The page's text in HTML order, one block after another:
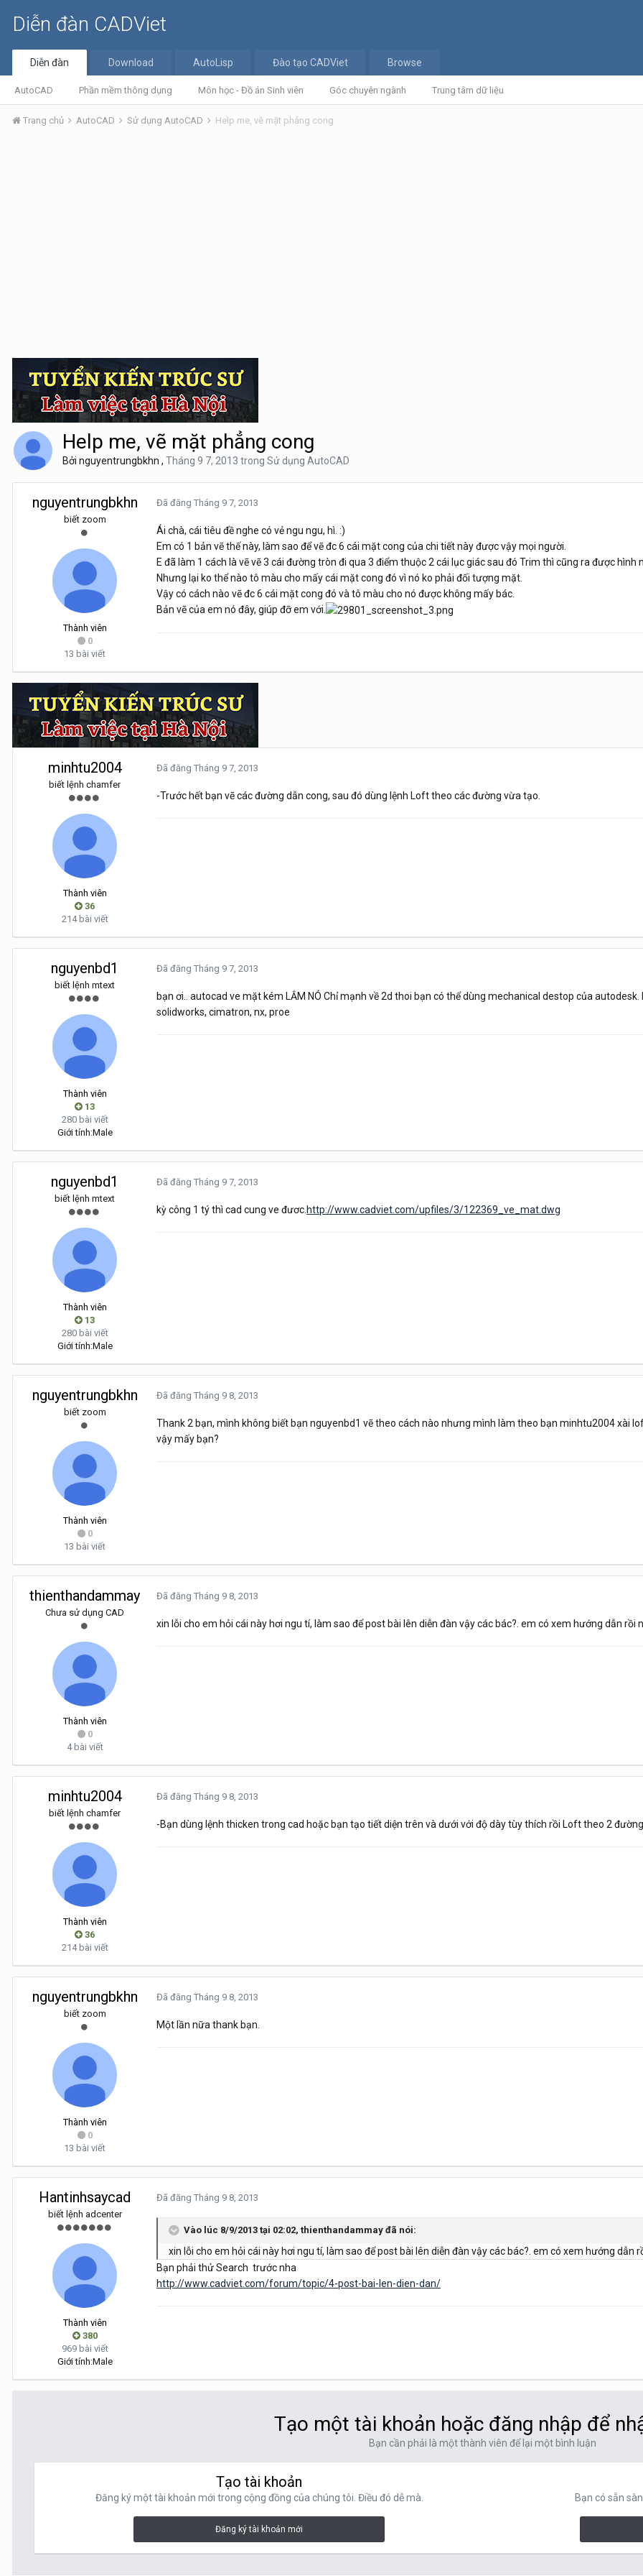
Diễn đàn CADViet
Diễn đàn
AutoCAD Phần mềm thông dụng Môn học - Đồ án Sinh viên Góc chuyên ngành Trung tâm dữ liệu
Download AutoLisp Đào tạo CADViet Browse
Trang chủ AutoCAD Sử dụng AutoCAD Help me, vẽ mặt phẳng cong
Help me, vẽ mặt phẳng cong
Bởi nguyentrungbkhn , Tháng 9 7, 2013 trong Sử dụng AutoCAD
nguyentrungbkhn
biết zoom
Thành viên
0
13 bài viết
Đã đăng Tháng 9 7, 2013
Ái chà, cái tiêu đề nghe có vẻ ngu ngu, hì. :)
Em có 1 bản vẽ thế này, làm sao để vẽ đc 6 cái mặt cong của chi tiết này được vậy mọi người.
E đã làm 1 cách là vẽ vẽ 3 cái đường tròn đi qua 3 điểm thuộc 2 cái lục giác sau đó Trim thì cũng ra được hình
Nhưng lại ko thể nào tô màu cho mấy cái mặt cong đó vì nó ko phải đối tượng mặt.
Vậy có cách nào vẽ đc 6 cái mặt cong đó và tô màu cho nó được không mấy bác.
Bản vẽ của em nó đây, giúp đỡ em với.
minhtu2004
biết lệnh chamfer
Thành viên
36
214 bài viết
Đã đăng Tháng 9 7, 2013
-Trước hết bạn vẽ các đường dẫn cong, sau đó dùng lệnh Loft theo các đường vừa tạo.
nguyenbd1
biết lệnh mtext
Thành viên
13
280 bài viết
Giới tính:Male
Đã đăng Tháng 9 7, 2013
bạn ơi.. autocad ve mặt kém LẮM NÓ Chỉ mạnh về 2d thoi bạn có thể dùng mechanical destop của
solidworks, cimatron, nx, proe
nguyenbd1
biết lệnh mtext
Thành viên
13
280 bài viết
Giới tính:Male
Đã đăng Tháng 9 7, 2013
kỳ công 1 tý thì cad cung ve đươc. http://www.cadviet.com/upfiles/3/122369_ve_mat.dwg
nguyentrungbkhn
biết zoom
Thành viên
0
13 bài viết
Đã đăng Tháng 9 8, 2013
Thank 2 bạn, mình không biết bạn nguyenbd1 vẽ theo cách nào nhưng mình làm theo bạn minhtu2004 xài
vậy mấy bạn?
thienthandammay
Chưa sử dụng CAD
Thành viên
0
4 bài viết
Đã đăng Tháng 9 8, 2013
xin lỗi cho em hỏi cái này hơi ngu tí, làm sao để post bài lên diễn đàn vậy các bác?. em có xem hướng dẫn rồi
minhtu2004
biết lệnh chamfer
Thành viên
36
214 bài viết
Đã đăng Tháng 9 8, 2013
-Bạn dùng lệnh thicken trong cad hoặc bạn tạo tiết diện trên và dưới với độ dày tùy thích rồi Loft theo 2 đường
nguyentrungbkhn
biết zoom
Thành viên
0
13 bài viết
Đã đăng Tháng 9 8, 2013
Một lần nữa thank bạn.
Hantinhsaycad
biết lệnh adcenter
Thành viên
380
969 bài viết
Giới tính:Male
Đã đăng Tháng 9 8, 2013
Vào lúc 8/9/2013 tại 02:02, thienthandammay đã nói:
xin lỗi cho em hỏi cái này hơi ngu tí, làm sao để post bài lên diễn đàn vậy các bác?. em có xem hướng dẫn
Bạn phải thử Search trước nha
http://www.cadviet.com/forum/topic/4-post-bai-len-dien-dan/
Tạo một tài khoản hoặc đăng nhập để
Bạn cần phải là một thành viên để lại một bình luận
Tạo tài khoản
Đăng ký một tài khoản mới trong cộng đồng của chúng tôi. Điều đó dễ mà.
Đăng ký tài khoản mới
Bạn có sẵn